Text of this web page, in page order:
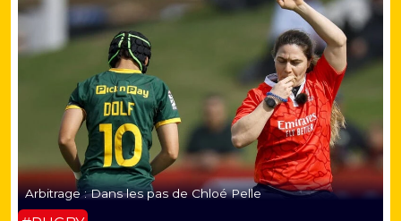
Arbitrage : Dans les pas de Chloé Pelle